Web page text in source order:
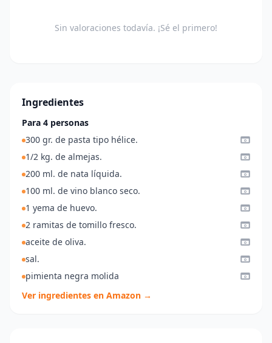
Sin valoraciones todavía. ¡Sé el primero!
Ingredientes
Para 4 personas
300 gr. de pasta tipo hélice.
1/2 kg. de almejas.
200 ml. de nata líquida.
100 ml. de vino blanco seco.
1 yema de huevo.
2 ramitas de tomillo fresco.
aceite de oliva.
sal.
pimienta negra molida
Ver ingredientes en Amazon →